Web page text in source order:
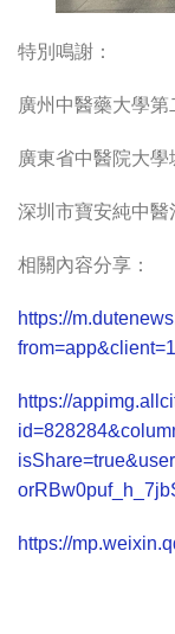
特別鳴謝：
廣州中醫藥大學第
廣東省中醫院大學
深圳市寶安純中醫
相關內容分享：
https://
https://
https://